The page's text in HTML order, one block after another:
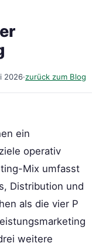
2026·zurück zum Blog
ein
operativ
Mix umfasst
Distribution und
als die vier P
weitere